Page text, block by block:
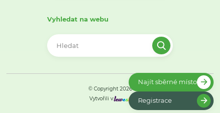
Vyhledat na webu
© Copyright 2026
Vytvořili v:
Najít sběrné místo
Registrace